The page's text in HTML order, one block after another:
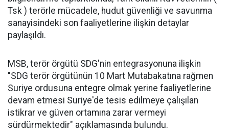
Tsk ) terörle mücadele, hudut güvenliği ve savunma
sanayisindeki son faaliyetlerine ilişkin detaylar
paylaşıldı.
MSB, terör örgütü SDG'nin entegrasyonuna ilişkin
"SDG terör örgütünün 10 Mart Mutabakatına rağmen
Suriye ordusuna entegre olmak yerine faaliyetlerine
devam etmesi Suriye'de tesis edilmeye çalışılan
istikrar ve güven ortamına zarar vermeyi
sürdürmektedir" açıklamasında bulundu.